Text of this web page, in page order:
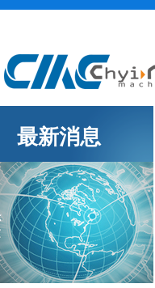
最新消息